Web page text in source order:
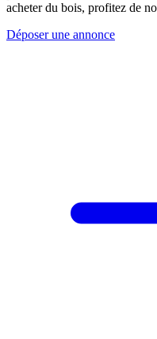
acheter du bois, profitez de
Déposer une annonce